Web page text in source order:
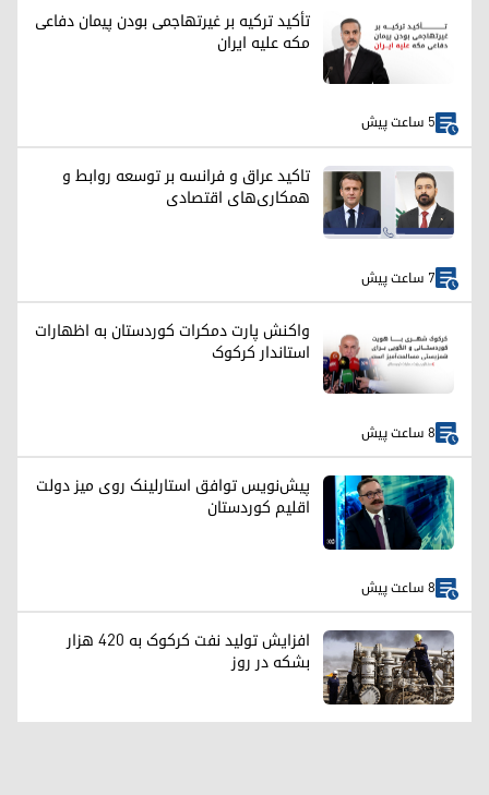
تأکید ترکیه بر غیرتهاجمی بودن پیمان دفاعی
مکه علیه ایران
5 ساعت پیش
تاکید عراق و فرانسه بر توسعه روابط و
همکاری‌های اقتصادی
7 ساعت پیش
واکنش پارت دمکرات کوردستان به اظهارات
استاندار کرکوک
8 ساعت پیش
پیش‌نویس توافق استارلینک روی میز دولت
اقلیم کوردستان
8 ساعت پیش
افزایش تولید نفت کرکوک به ۴۲۰ هزار
بشکه در روز